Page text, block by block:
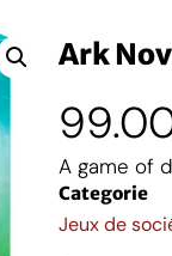
Ark
A game of
Categorie
Jeux de